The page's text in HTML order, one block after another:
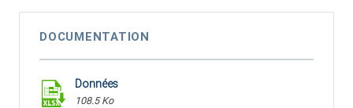
DOCUMENTATION
Données
108.5 Ko